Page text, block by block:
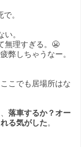
。
。
無理すぎる。😬
弊しちゃうなー。
こでも居場所はな
落車するか？オー
る気がした。